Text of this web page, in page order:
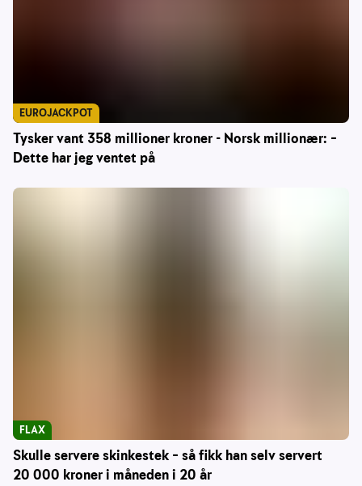
Tysker vant 358 millioner kroner - Norsk millionær: –
Dette har jeg ventet på
EUROJACKPOT
Skulle servere skinkestek – så fikk han selv servert
20 000 kroner i måneden i 20 år
FLAX